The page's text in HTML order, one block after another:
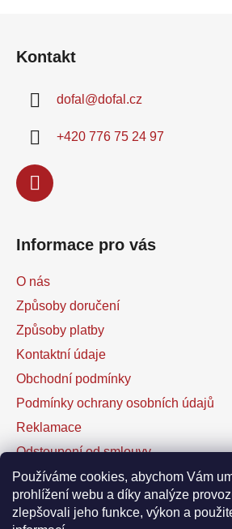
Používáme cookies, abychom Vám
prohlížení webu a díky analýze
zlepšovali jeho funkce, výkon a
Kontakt
dofal @dofal.cz
+420 776 75 24 97
Informace pro vás
O nás
Způsoby doručení
Způsoby platby
Kontaktní údaje
Obchodní podmínky
Podmínky ochrany osobních údajů
Reklamace
Odstoupení od smlouvy
Kontaktní formulář